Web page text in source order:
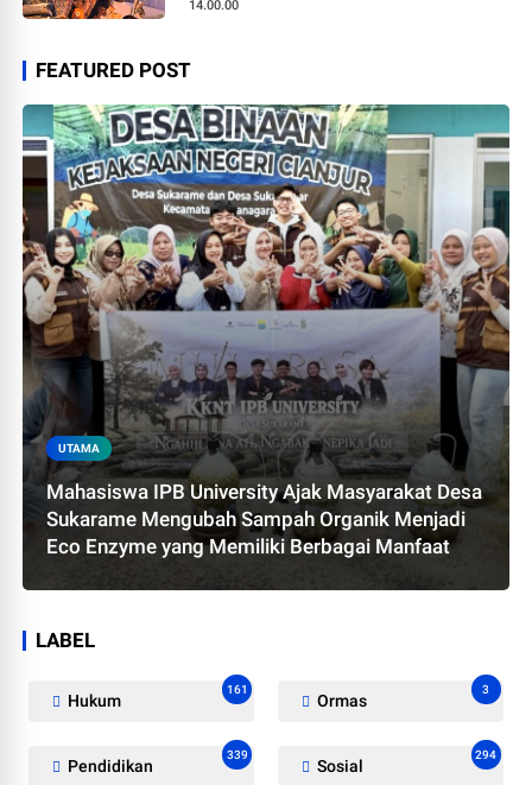
14.00.00
FEATURED POST
UTAMA
Mahasiswa IPB University Ajak Masyarakat Desa
Sukarame Mengubah Sampah Organik Menjadi
Eco Enzyme yang Memiliki Berbagai Manfaat
LABEL
Hukum
161
Ormas
3
Pendidikan
339
Sosial
294